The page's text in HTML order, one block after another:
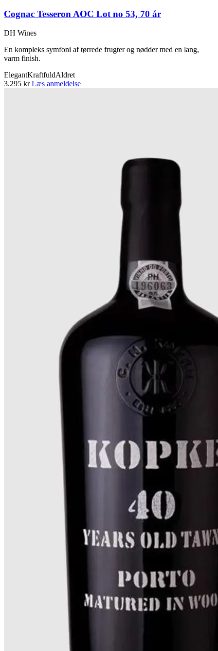
Cognac Tesseron AOC Lot no 53, 70 år
DH Wines
En kompleks symfoni af tørrede frugter og nødder med en lang,
varm finish.
ElegantKraftfuldAldret
3.295 kr Læs anmeldelse